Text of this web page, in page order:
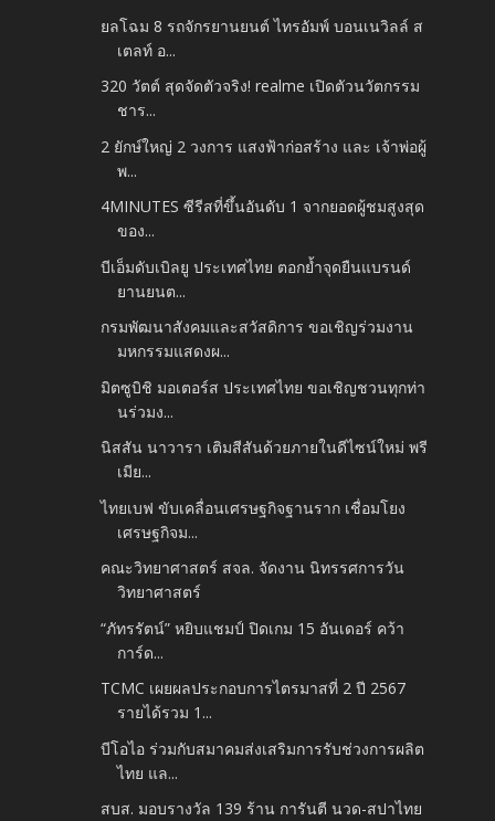
ยลโฉม 8 รถจักรยานยนต์ ไทรอัมพ์ บอนเนวิลล์ ส
เตลท์ อ...
320 วัตต์ สุดจัดตัวจริง! realme เปิดตัวนวัตกรรม
ชาร...
2 ยักษ์ใหญ่ 2 วงการ แสงฟ้าก่อสร้าง และ เจ้าพ่อผู้
พ...
4MINUTES ซีรีสที่ขึ้นอันดับ 1 จากยอดผู้ชมสูงสุด
ของ...
บีเอ็มดับเบิลยู ประเทศไทย ตอกย้ำจุดยืนแบรนด์
ยานยนต...
กรมพัฒนาสังคมและสวัสดิการ ขอเชิญร่วมงาน
มหกรรมแสดงผ...
มิตซูบิชิ มอเตอร์ส ประเทศไทย ขอเชิญชวนทุกท่า
นร่วมง...
นิสสัน นาวารา เติมสีสันด้วยภายในดีไซน์ใหม่ พรี
เมีย...
ไทยเบฟ ขับเคลื่อนเศรษฐกิจฐานราก เชื่อมโยง
เศรษฐกิจม...
คณะวิทยาศาสตร์ สจล. จัดงาน นิทรรศการวัน
วิทยาศาสตร์
“ภัทรรัตน์” หยิบแชมป์ ปิดเกม 15 อันเดอร์ คว้า
การ์ด...
TCMC เผยผลประกอบการไตรมาสที่ 2 ปี 2567
รายได้รวม 1...
บีโอไอ ร่วมกับสมาคมส่งเสริมการรับช่วงการผลิต
ไทย แล...
สบส. มอบรางวัล 139 ร้าน การันตี นวด-สปาไทย